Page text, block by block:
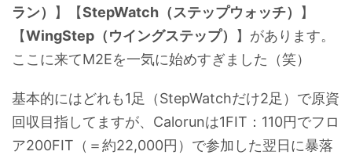
ラン）
】【StepWatch（ステップウォッチ）
】
【WingStep（ウイングステップ）
】があります。
ここに来てM2Eを一気に始めすぎました（笑）
基本的にはどれも1足（StepWatchだけ2足）で原資
回収目指してますが、Calorunは1FIT：110円でフロ
ア200FIT（＝約22,000円）で参加した翌日に暴落